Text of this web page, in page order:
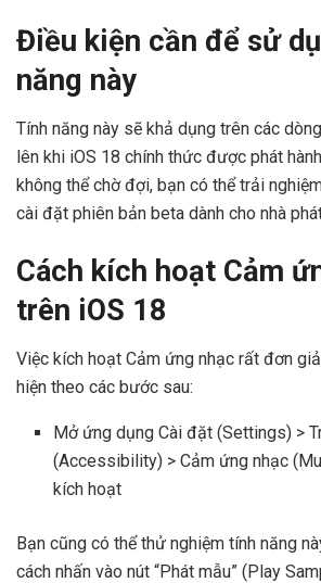
Điều kiện cần để sử
năng này
Tính năng này sẽ khả dụng trên các
lên khi iOS 18 chính thức được phát
không thể chờ đợi, bạn có thể trải
cài đặt phiên bản beta dành cho nhà
Cách kích hoạt Cảm
trên iOS 18
Việc kích hoạt Cảm ứng nhạc rất đơn
hiện theo các bước sau:
Mở ứng dụng Cài đặt (Settings) >
(Accessibility) > Cảm ứng nhạc
kích hoạt
Bạn cũng có thể thử nghiệm tính năng
cách nhấn vào nút “Phát mẫu” (Play